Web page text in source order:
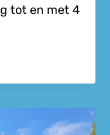
tot en met 4